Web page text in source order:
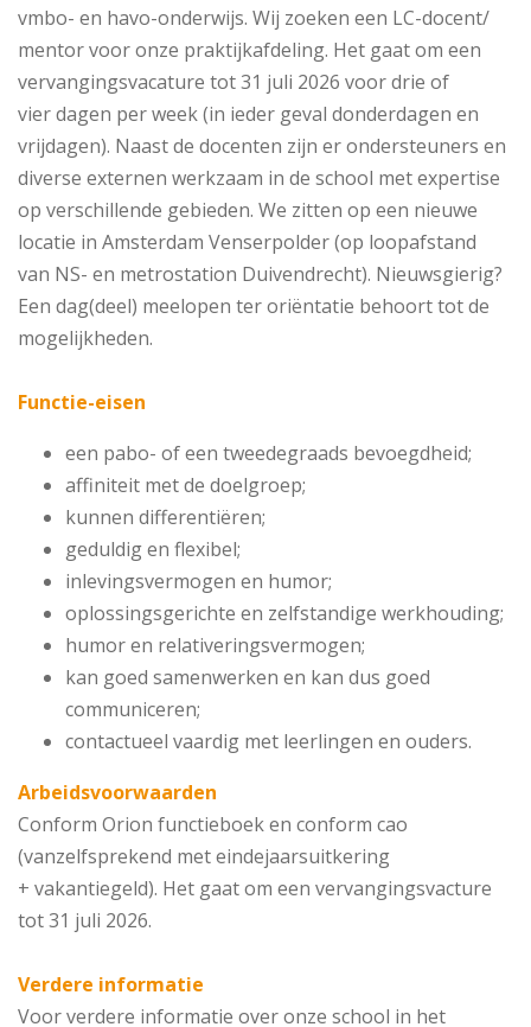
vmbo- en havo-onderwijs. Wij zoeken een LC-docent/
mentor voor onze praktijkafdeling. Het gaat om een
vervangingsvacature tot 31 juli 2026 voor drie of
vier dagen per week (in ieder geval donderdagen en
vrijdagen). Naast de docenten zijn er ondersteuners en
diverse externen werkzaam in de school met expertise
op verschillende gebieden. We zitten op een nieuwe
locatie in Amsterdam Venserpolder (op loopafstand
van NS- en metrostation Duivendrecht). Nieuwsgierig?
Een dag(deel) meelopen ter oriëntatie behoort tot de
mogelijkheden.
Functie-eisen
een pabo- of een tweedegraads bevoegdheid;
affiniteit met de doelgroep;
kunnen differentiëren;
geduldig en flexibel;
inlevingsvermogen en humor;
oplossingsgerichte en zelfstandige werkhouding;
humor en relativeringsvermogen;
kan goed samenwerken en kan dus goed
communiceren;
contactueel vaardig met leerlingen en ouders.
Arbeidsvoorwaarden
Conform Orion functieboek en conform cao
(vanzelfsprekend met eindejaarsuitkering
+ vakantiegeld). Het gaat om een vervangingsvacture
tot 31 juli 2026.
Verdere informatie
Voor verdere informatie over onze school in het